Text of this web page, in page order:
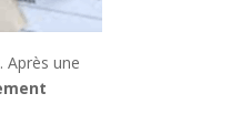
Après une